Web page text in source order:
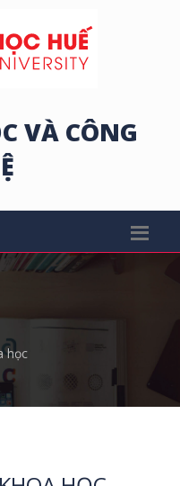
VÀ CÔNG
học